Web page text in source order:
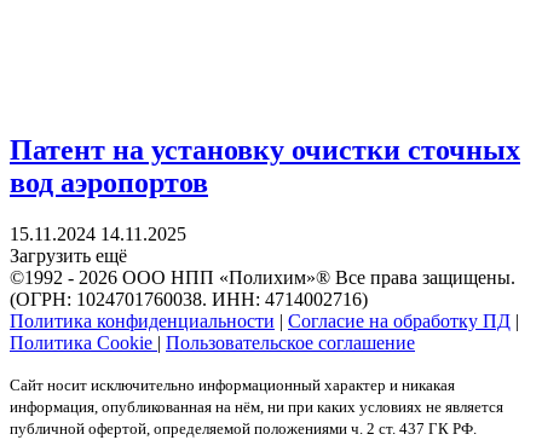
Патент на установку очистки сточных
вод аэропортов
15.11.2024 14.11.2025
Загрузить ещё
©1992 - 2026 ООО НПП «Полихим»® Все права защищены.
(ОГРН: 1024701760038. ИНН: 4714002716)
Политика конфиденциальности | Согласие на обработку ПД |
Политика Cookie | Пользовательское соглашение
Сайт носит исключительно информационный характер и никакая
информация, опубликованная на нём, ни при каких условиях не является
публичной офертой, определяемой положениями ч. 2 ст. 437 ГК РФ.